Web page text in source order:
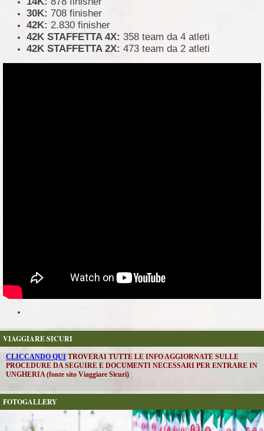
30K: 708 finisher
42K: 2.830 finisher
42K STAFFETTA 4X: 358 team da 4 atleti
42K STAFFETTA 2X: 473 team da 2 atleti
VIAGGIARE SICURI
CLICCANDO QUI TROVERAI TUTTE LE INFO AGGIORNATE SULLE
PROCEDURE DA SEGUIRE E DOCUMENTI NECESSARI PER ENTRARE IN
UNGHERIA (fonte sito Viaggiare Sicuri)
FOTOGALLERY